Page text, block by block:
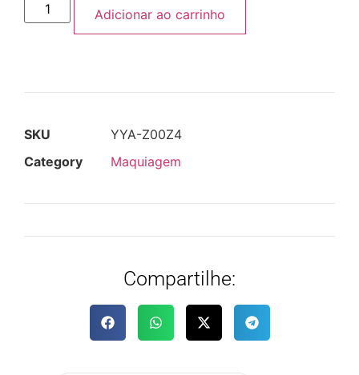
Adicionar ao carrinho
SKU
YYA-Z00Z4
Category
Maquiagem
Compartilhe: